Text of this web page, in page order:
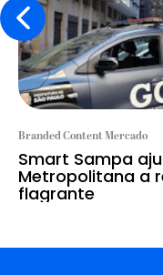
Branded Content Mercado
Smart Sampa
Metropolitana a
flagrante